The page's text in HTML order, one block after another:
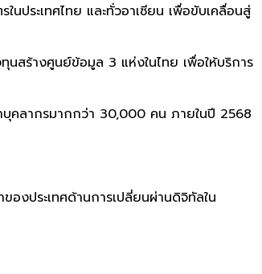
ประเทศไทย และทั่วอาเซียน เพื่อขับเคลื่อนสู่
สร้างศูนย์ข้อมูล 3 แห่งในไทย เพื่อให้บริการ
คลากรมากกว่า 30,000 คน ภายในปี 2568
งประเทศด้านการเปลี่ยนผ่านดิจิทัลใน